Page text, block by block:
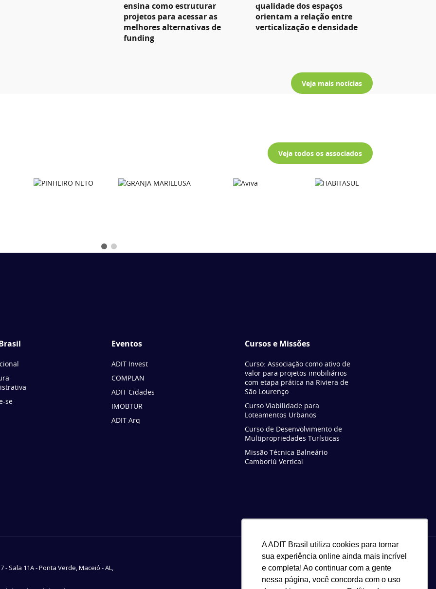
A ADIT Brasil utiliza cookies para tornar
sua experiência online ainda mais incrível
e completa! Ao continuar com a gente
nessa página, você concorda com o uso
ensina como estruturar
projetos para acessar as
melhores alternativas de
funding
qualidade dos espaços
orientam a relação entre
verticalização e densidade
Veja mais notícias
Veja todos os associados
se
Eventos
ADIT Invest
COMPLAN
ADIT Cidades
IMOBTUR
ADIT Arq
Cursos e Missões
Curso: Associação como ativo de
valor para projetos imobiliários
com etapa prática na Riviera de
São Lourenço
Curso Viabilidade para
Loteamentos Urbanos
Curso de Desenvolvimento de
Multipropriedades Turísticas
Missão Técnica Balneário
Camboriú Vertical
- Sala 11A - Ponta Verde, Maceió - AL,